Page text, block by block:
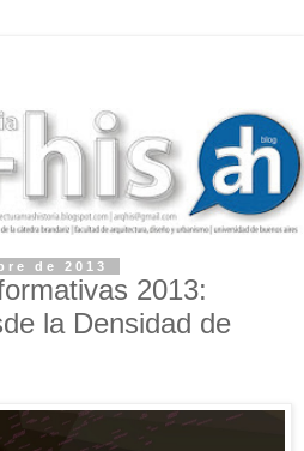
de 2013
2013:
la Densidad de